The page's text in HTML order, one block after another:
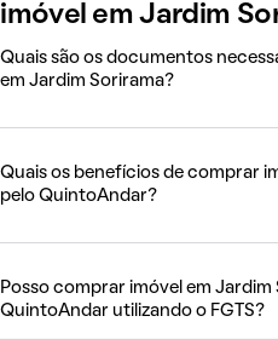
imóvel em Jardim
Quais são os documentos
em Jardim Sorirama?
Quais os benefícios de comprar
pelo QuintoAndar?
Posso comprar imóvel em Jardim
QuintoAndar utilizando o FGTS?